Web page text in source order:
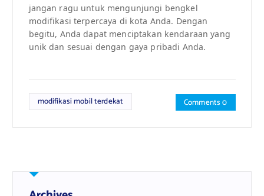
jangan ragu untuk mengunjungi bengkel
modifikasi terpercaya di kota Anda. Dengan
begitu, Anda dapat menciptakan kendaraan yang
unik dan sesuai dengan gaya pribadi Anda.
modifikasi mobil terdekat Comments 0